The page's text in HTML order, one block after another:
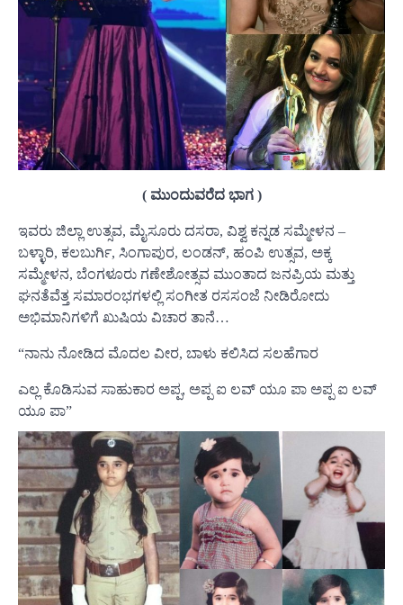
( ಮುಂದುವರೆದ ಭಾಗ )
ಇವರು ಜಿಲ್ಲಾ ಉತ್ಸವ, ಮೈಸೂರು ದಸರಾ, ವಿಶ್ವ ಕನ್ನಡ ಸಮ್ಮೇಳನ –
ಬಳ್ಳಾರಿ, ಕಲಬುರ್ಗಿ, ಸಿಂಗಾಪುರ, ಲಂಡನ್, ಹಂಪಿ ಉತ್ಸವ, ಅಕ್ಕ
ಸಮ್ಮೇಳನ, ಬೆಂಗಳೂರು ಗಣೇಶೋತ್ಸವ ಮುಂತಾದ ಜನಪ್ರಿಯ ಮತ್ತು
ಘನತೆವೆತ್ತ ಸಮಾರಂಭಗಳಲ್ಲಿ ಸಂಗೀತ ರಸಸಂಜೆ ನೀಡಿರೋದು
ಅಭಿಮಾನಿಗಳಿಗೆ ಖುಷಿಯ ವಿಚಾರ ತಾನೆ…
“ನಾನು ನೋಡಿದ ಮೊದಲ ವೀರ, ಬಾಳು ಕಲಿಸಿದ ಸಲಹೆಗಾರ
ಎಲ್ಲ ಕೊಡಿಸುವ ಸಾಹುಕಾರ ಅಪ್ಪ, ಅಪ್ಪ ಐ ಲವ್ ಯೂ ಪಾ ಅಪ್ಪ ಐ ಲವ್
ಯೂ ಪಾ”